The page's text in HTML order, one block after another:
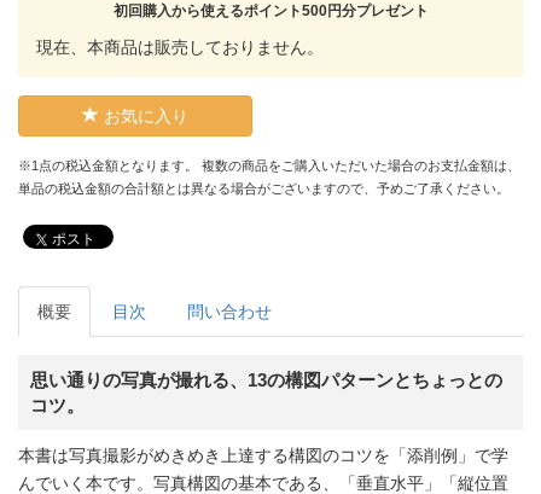
初回購入から使えるポイント500円分プレゼント
現在、本商品は販売しておりません。
お気に入り
※1点の税込金額となります。 複数の商品をご購入いただいた場合のお支払金額は、
単品の税込金額の合計額とは異なる場合がございますので、予めご了承ください。
ポスト
概要 目次 問い合わせ
思い通りの写真が撮れる、13の構図パターンとちょっとの
コツ。
本書は写真撮影がめきめき上達する構図のコツを「添削例」で学
んでいく本です。写真構図の基本である、「垂直水平」「縦位置